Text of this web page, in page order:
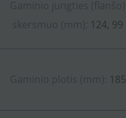
Gaminio jungties (flanšo)
skersmuo (mm): 124, 99
Gaminio plotis (mm): 185